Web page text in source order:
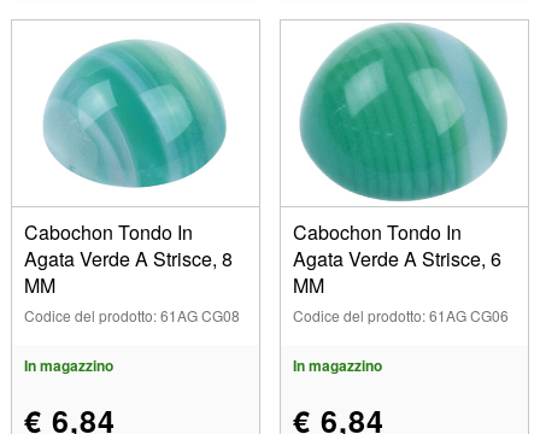
Cabochon Tondo In
Agata Verde A Strisce, 8
MM
Codice del prodotto: 61AG CG08
In magazzino
€ 6,84
Cabochon Tondo In
Agata Verde A Strisce, 6
MM
Codice del prodotto: 61AG CG06
In magazzino
€ 6,84